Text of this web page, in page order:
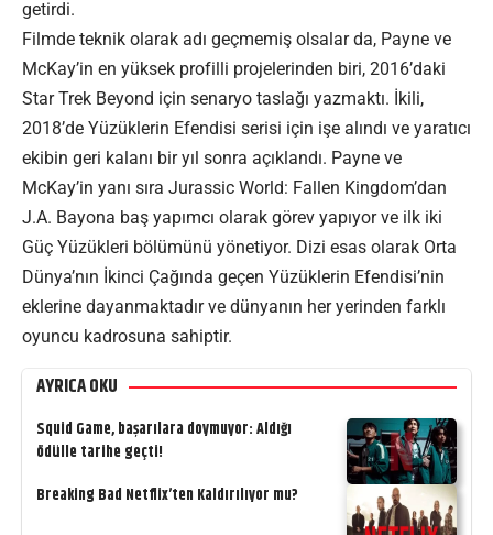
getirdi.
Filmde teknik olarak adı geçmemiş olsalar da, Payne ve
McKay’in en yüksek profilli projelerinden biri, 2016’daki
Star Trek Beyond için senaryo taslağı yazmaktı. İkili,
2018’de Yüzüklerin Efendisi serisi için işe alındı ​​ve yaratıcı
ekibin geri kalanı bir yıl sonra açıklandı. Payne ve
McKay’in yanı sıra Jurassic World: Fallen Kingdom’dan
J.A. Bayona baş yapımcı olarak görev yapıyor ve ilk iki
Güç Yüzükleri bölümünü yönetiyor. Dizi esas olarak Orta
Dünya’nın İkinci Çağında geçen Yüzüklerin Efendisi’nin
eklerine dayanmaktadır ve dünyanın her yerinden farklı
oyuncu kadrosuna sahiptir.
AYRICA OKU
Squid Game, başarılara doymuyor: Aldığı
ödülle tarihe geçti!
Breaking Bad Netflix’ten Kaldırılıyor mu?